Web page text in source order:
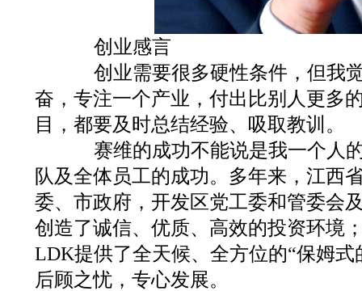
创业感言
创业需要很多硬性条件，但我
奋，专注一个产业，付出比别人更多
目，都要及时总结经验、吸取教训。
赛维的成功不能说是我一个人
队及全体员工的成功。多年来，江西
委、市政府，开发区党工委和管委会
创造了诚信、优质、高效的投资环境
LDK提供了全天候、全方位的“保姆
后顾之忧，专心发展。